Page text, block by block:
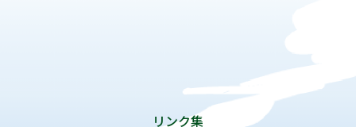
リンク集